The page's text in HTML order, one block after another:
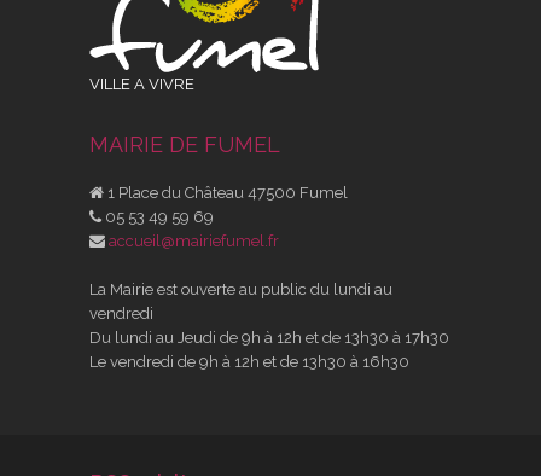
VILLE A VIVRE
MAIRIE DE FUMEL
1 Place du Château 47500 Fumel
05 53 49 59 69
accueil@mairiefumel.fr
La Mairie est ouverte au public du lundi au
vendredi
Du lundi au Jeudi de 9h à 12h et de 13h30 à 17h30
Le vendredi de 9h à 12h et de 13h30 à 16h30